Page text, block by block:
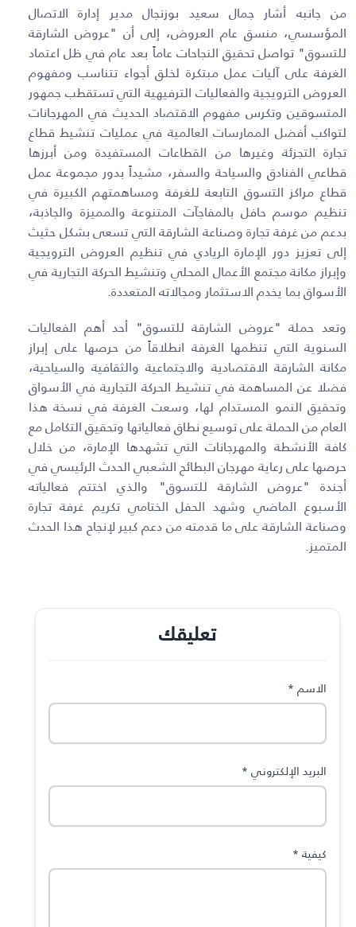
من جانبه أشار جمال سعيد بوزنجال مدير إدارة الاتصال
المؤسسي، منسق عام العروض، إلى أن "عروض الشارقة
للتسوق" تواصل تحقيق النجاحات عاماً بعد عام في ظل اعتماد
الغرفة على آليات عمل مبتكرة لخلق أجواء تتناسب ومفهوم
العروض الترويجية والفعاليات الترفيهية التي تستقطب جمهور
المتسوقين وتكرس مفهوم الاقتصاد الحديث في المهرجانات
لتواكب أفضل الممارسات العالمية في عمليات تنشيط قطاع
تجارة التجزئة وغيرها من القطاعات المستفيدة ومن أبرزها
قطاعي الفنادق والسياحة والسفر، مشيداً بدور مجموعة عمل
قطاع مراكز التسوق التابعة للغرفة ومساهمتهم الكبيرة في
تنظيم موسم حافل بالمفاجآت المتنوعة والمميزة والجاذبة،
بدعم من غرفة تجارة وصناعة الشارقة التي تسعى بشكل حثيث
إلى تعزيز دور الإمارة الريادي في تنظيم العروض الترويجية
وإبراز مكانة مجتمع الأعمال المحلي وتنشيط الحركة التجارية في
الأسواق بما يخدم الاستثمار ومجالاته المتعددة.
وتعد حملة "عروض الشارقة للتسوق" أحد أهم الفعاليات
السنوية التي تنظمها الغرفة انطلاقاً من حرصها على إبراز
مكانة الشارقة الاقتصادية والاجتماعية والثقافية والسياحية،
فضلا عن المساهمة في تنشيط الحركة التجارية في الأسواق
وتحقيق النمو المستدام لها، وسعت الغرفة في نسخة هذا
العام من الحملة على توسيع نطاق فعالياتها وتحقيق التكامل مع
كافة الأنشطة والمهرجانات التي تشهدها الإمارة، من خلال
حرصها على رعاية مهرجان البطائح الشعبي الحدث الرئيسي في
أجندة "عروض الشارقة للتسوق" والذي اختتم فعالياته
الأسبوع الماضي وشهد الحفل الختامي تكريم غرفة تجارة
وصناعة الشارقة على ما قدمته من دعم كبير لإنجاح هذا الحدث
المتميز.
تعليقك
الاسم *
البريد الإلكتروني *
كيفية *